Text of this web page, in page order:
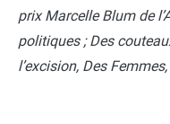
prix Marcelle Blum de
politiques ; Des
l’excision, Des